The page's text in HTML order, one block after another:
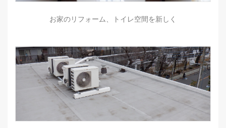
お家のリフォーム、トイレ空間を新しく